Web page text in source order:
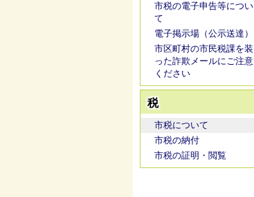
市税の電子申告等につい
て
電子掲示場（公示送達）
市区町村の市民税課を装
った詐欺メールにご注意
ください
税
市税について
市税の納付
市税の証明・閲覧